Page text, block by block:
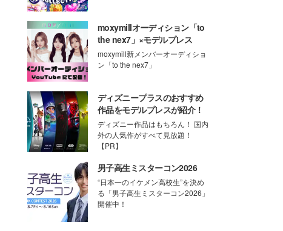
moxymillオーディション「to
the nex7」×モデルプレス
moxymill新メンバーオーディショ
ン「to the nex7」
ディズニープラスのおすすめ
作品をモデルプレスが紹介！
ディズニー作品はもちろん！ 国内
外の人気作がすべて見放題！
【PR】
男子高生ミスターコン2026
“日本一のイケメン高校生”を決め
る「男子高生ミスターコン2026」
開催中！